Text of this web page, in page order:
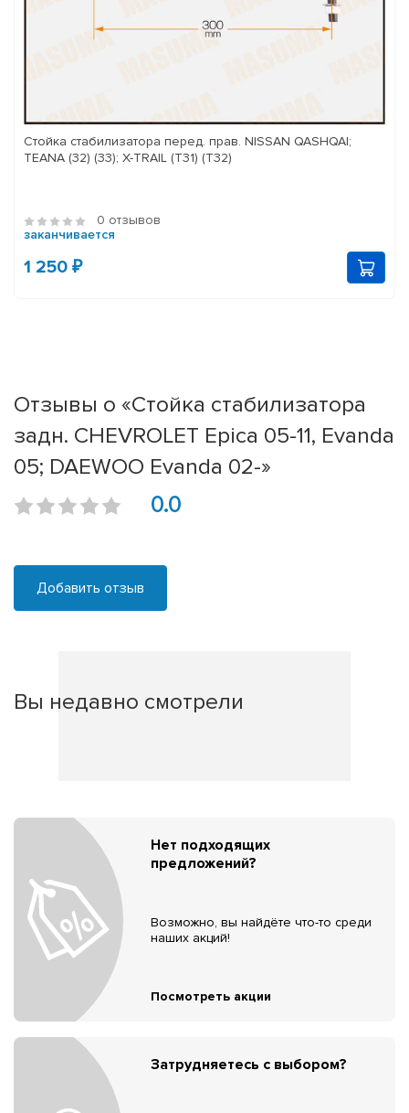
Стойка стабилизатора перед. прав. NISSAN QASHQAI;
TEANA (32) (33); X-TRAIL (T31) (T32)
0 отзывов
заканчивается
1 250 ₽
Отзывы о «Стойка стабилизатора
задн. CHEVROLET Epica 05-11, Evanda
05; DAEWOO Evanda 02-»
0.0
Добавить отзыв
Вы недавно смотрели
Нет подходящих
предложений?
Возможно, вы найдёте что-то среди
наших акций!
Посмотреть акции
Затрудняетесь с выбором?